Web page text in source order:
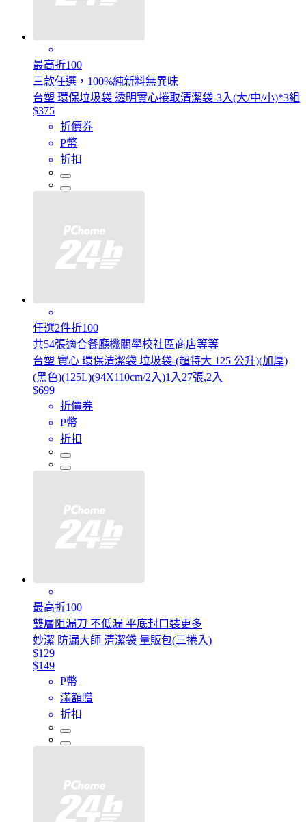
最高折100
三款任選，100%純新料無異味
台塑 環保垃圾袋 透明實心捲取清潔袋-3入(大/中/小)*3組
$375
折價券
P幣
折扣
任選2件折100
共54張適合餐廳機關學校社區商店等等
台塑 實心 環保清潔袋 垃圾袋-(超特大 125 公升)(加厚)
(黑色)(125L)(94X110cm/2入)1入27張,2入
$699
折價券
P幣
折扣
最高折100
雙層阻漏刀 不低漏 平底封口裝更多
妙潔 防漏大師 清潔袋 量販包(三捲入)
$129
$149
P幣
滿額贈
折扣